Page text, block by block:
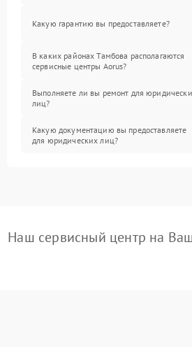
Какую гарантию вы предоставляете?
В каких районах Тамбова располагаются
сервисные центры Aorus?
Выполняете ли вы ремонт для
лиц?
Какую документацию вы предоставляете
для юридических лиц?
Наш сервисный центр на